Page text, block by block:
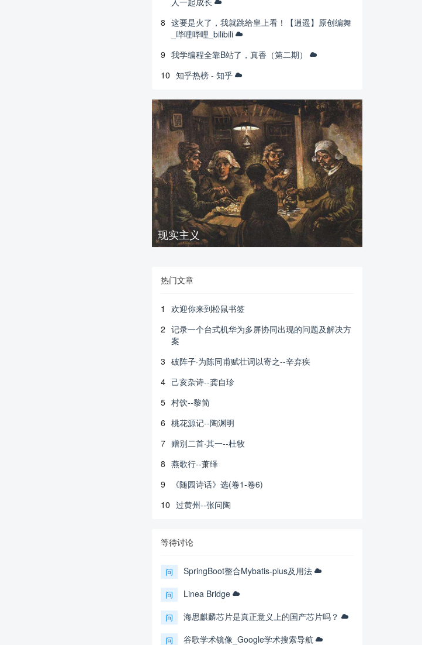
8 这要是火了，我就跳给皇上看！【逍遥】原创编舞
_哔哩哔哩_bilibili
9 我学编程全靠B站了，真香（第二期）
10 知乎热榜 - 知乎
现实主义
热门文章
1
欢迎你来到松鼠书签
2 记录一个台式机华为多屏协同出现的问题及解决方
案
3 破阵子·为陈同甫赋壮词以寄之--辛弃疾
4 己亥杂诗--龚自珍
5 村饮--黎简
6 桃花源记--陶渊明
7 赠别二首·其一--杜牧
8 燕歌行--萧绎
9
《随园诗话》选(卷1-卷6)
10 过黄州--张问陶
等待讨论
问 SpringBoot整合Mybatis-plus及用法
问 Linea Bridge
问 海思麒麟芯片是真正意义上的国产芯片吗？
问 谷歌学术镜像_Google学术搜索导航